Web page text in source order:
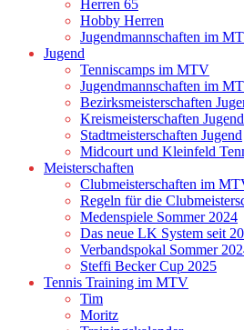
Herren 65
Hobby Herren
Jugendmannschaften im
Jugend
Tenniscamps im MTV
Jugendmannschaften im
Bezirksmeisterschaften
Kreismeisterschaften Jugend
Stadtmeisterschaften Jugend
Midcourt und Kleinfeld
Meisterschaften
Clubmeisterschaften im
Regeln für die
Medenspiele Sommer 2024
Das neue LK System seit
Verbandspokal Sommer
Steffi Becker Cup 2025
Tennis Training im MTV
Tim
Moritz